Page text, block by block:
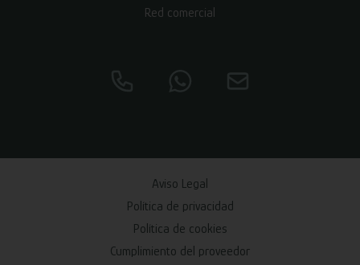
Red comercial
Aviso Legal
Política de privacidad
Política de cookies
Cumplimiento del proveedor